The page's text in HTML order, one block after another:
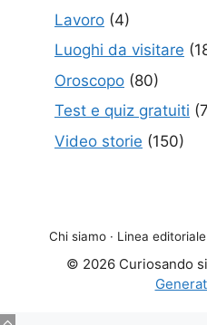
Lavoro (4)
Luoghi da visitare
Oroscopo (80)
Test e quiz gratuiti
Video storie (150)
Chi siamo · Linea editoriale
© 2026 Curiosando